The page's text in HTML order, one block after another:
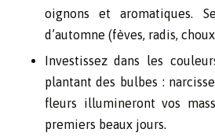
oignons et aromatiques.
d’automne (fèves, radis,
Investissez dans les
plantant des bulbes :
fleurs illumineront vos
premiers beaux jours.